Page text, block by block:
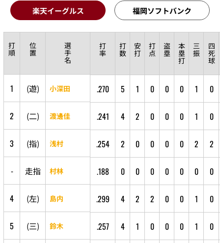
楽天イーグルス 福岡ソフトバンク
打
順
位
置
選
手
名
打
率
打
数
安
打
打
点
盗
塁
本
塁
打
三
振
四
死
球
1 (遊) 小深田 .270 5 1 0 0 0 1 0
2 (二) 渡邊佳 .241 4 2 0 0 0 1 0
3 (指) 浅村 .254 2 0 0 0 0 2 2
- 走指 村林 .188 0 0 0 0 0 0 0
4 (左) 島内 .299 4 2 2 0 0 1 0
5 (三) 鈴木 .257 4 1 0 0 0 1 0